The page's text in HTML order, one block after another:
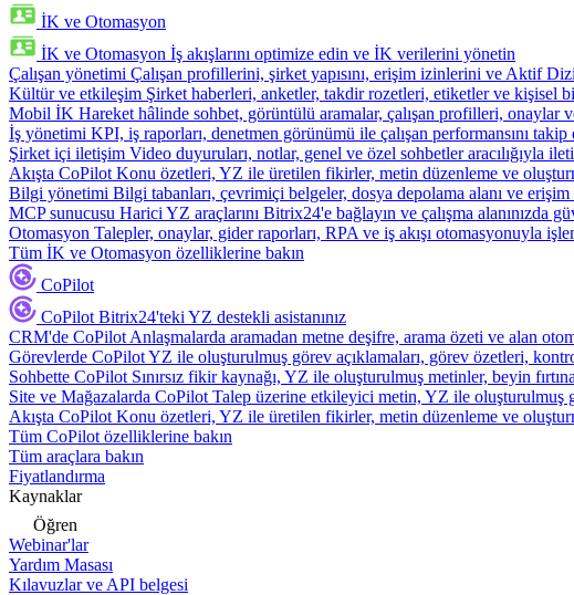
İK ve Otomasyon
İK ve Otomasyon İş akışlarını optimize edin ve İK verilerini yönetin
Çalışan yönetimi Çalışan profillerini, şirket yapısını, erişim izinlerini ve Aktif
Kültür ve etkileşim Şirket haberleri, anketler, takdir rozetleri, etiketler ve kişisel
Mobil İK Hareket hâlinde sohbet, görüntülü aramalar, çalışan profilleri, onaylar
İş yönetimi KPI, iş raporları, denetmen görünümü ile çalışan performansını takip
Şirket içi iletişim Video duyuruları, notlar, genel ve özel sohbetler aracılığıyla
Akışta CoPilot Konu özetleri, YZ ile üretilen fikirler, metin düzenleme ve
Bilgi yönetimi Bilgi tabanları, çevrimiçi belgeler, dosya depolama alanı ve erişim
MCP sunucusu Harici YZ araçlarını Bitrix24'e bağlayın ve çalışma alanınızda
Otomasyon Talepler, onaylar, gider raporları, RPA ve iş akışı otomasyonuyla
Tüm İK ve Otomasyon özelliklerine bakın
CoPilot
CoPilot Bitrix24'teki YZ destekli asistanınız
CRM'de CoPilot Anlaşmalarda aramadan metne deşifre, arama özeti ve alan
Görevlerde CoPilotYZ ile oluşturulmuş görev açıklamaları, görev özetleri,
Sohbette CoPilot Sınırsız fikir kaynağı, YZ ile oluşturulmuş metinler, beyin
Site ve Mağazalarda CoPilot Talep üzerine etkileyici metin, YZ ile oluşturulmuş
Akışta CoPilot Konu özetleri, YZ ile üretilen fikirler, metin düzenleme ve
Tüm CoPilot özelliklerine bakın
Tüm araçlara bakın
Fiyatlandırma
Kaynaklar
Öğren
Webinar'lar
Yardım Masası
Kılavuzlar ve API belgesi